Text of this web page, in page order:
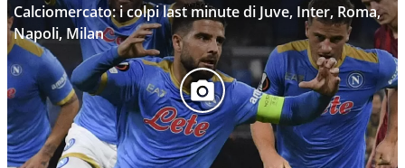
Calciomercato: i colpi last minute di Juve, Inter, Roma,
Napoli, Milan